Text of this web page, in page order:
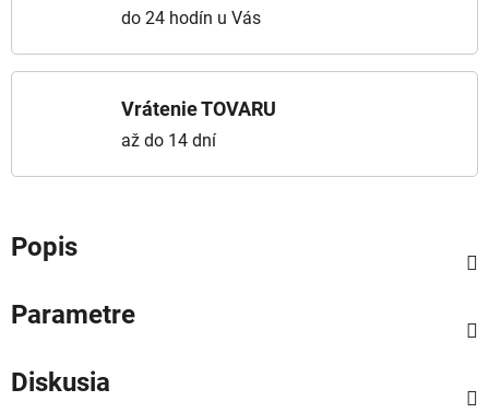
do 24 hodín u Vás
Vrátenie TOVARU
až do 14 dní
Popis
Parametre
Diskusia